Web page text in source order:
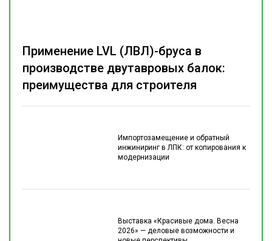
Импортозамещение и обратный
инжиниринг в ЛПК: от копирования к
модернизации
Выставка «Красивые дома. Весна
2026» — деловые возможности и
Применение LVL (ЛВЛ)-бруса в
производстве двутавровых балок:
преимущества для строителя